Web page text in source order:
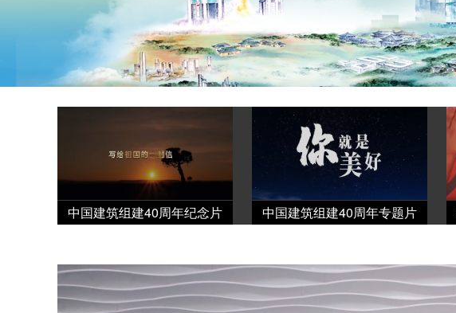
中国建筑组建40周年纪念片 中国建筑组建40周年专题片